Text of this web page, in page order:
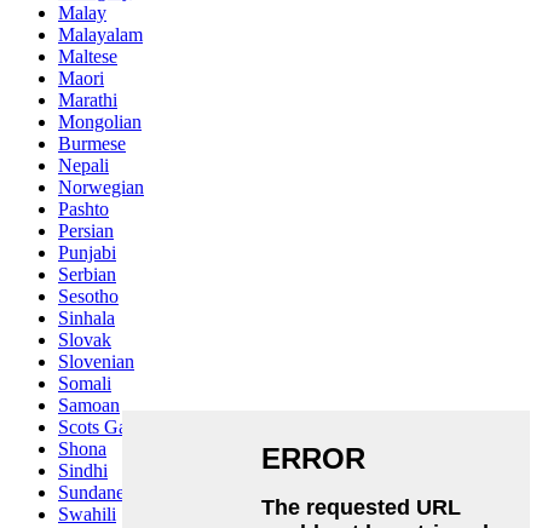
Malay
Malayalam
Maltese
Maori
Marathi
Mongolian
Burmese
Nepali
Norwegian
Pashto
Persian
Punjabi
Serbian
Sesotho
Sinhala
Slovak
Slovenian
Somali
Samoan
Scots Gaelic
Shona
Sindhi
Sundanese
Swahili